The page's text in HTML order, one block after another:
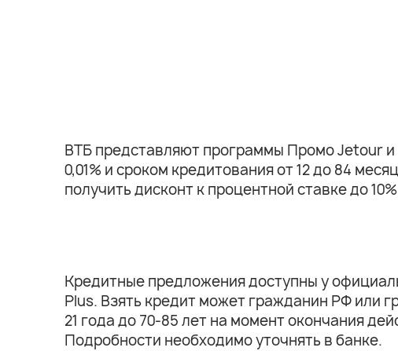
ВТБ представляют программы Промо Jetour
0,01% и сроком кредитования от 12 до 84
получить дисконт к процентной ставке до
Кредитные предложения доступны у
Plus. Взять кредит может гражданин РФ или
21 года до 70-85 лет на момент окончания
Подробности необходимо уточнять в банке.